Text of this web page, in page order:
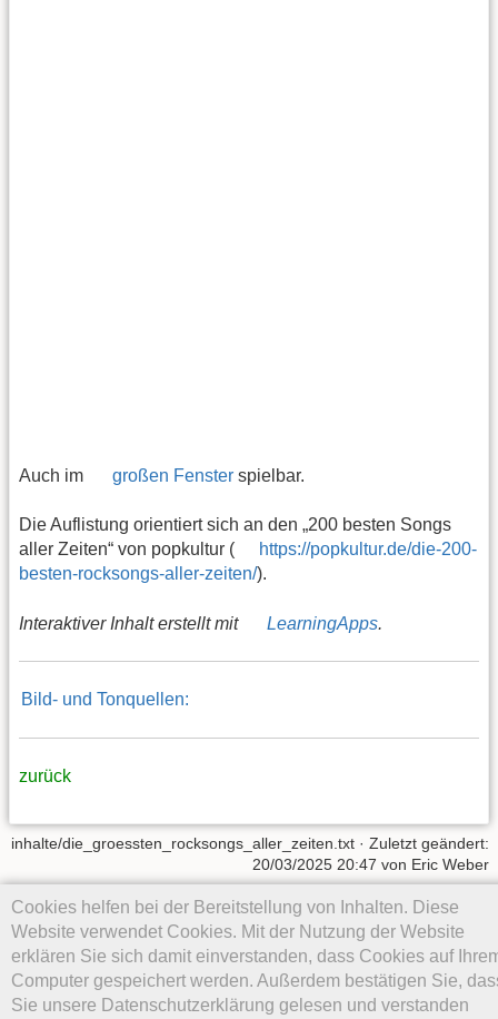
Auch im großen Fenster spielbar.
Die Auflistung orientiert sich an den „200 besten Songs
aller Zeiten“ von popkultur (
https://popkultur.de/die-200-
besten-rocksongs-aller-zeiten/).
Interaktiver Inhalt erstellt mit LearningApps.
Bild- und Tonquellen:
zurück
Cookies helfen bei der Bereitstellung von Inhalten. Diese
Website verwendet Cookies. Mit der Nutzung der Website
erklären Sie sich damit einverstanden, dass Cookies auf
Computer gespeichert werden. Außerdem bestätigen Sie,
Sie unsere Datenschutzerklärung gelesen und verstanden
inhalte/die_groessten_rocksongs_aller_zeiten.txt · Zuletzt geändert:
20/03/2025 20:47 von Eric Weber
Falls nicht anders bezeichnet, ist der Inhalt dieses Wikis unter der
folgenden Lizenz veröffentlicht:
CC Attribution-Noncommercial-
Share Alike 4.0 International